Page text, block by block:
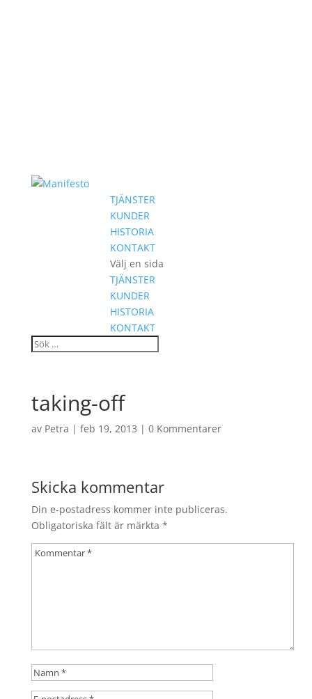
TJÄNSTER
KUNDER
HISTORIA
KONTAKT
Välj en sida
TJÄNSTER
KUNDER
HISTORIA
KONTAKT
taking-off
av Petra | feb 19, 2013 | 0 Kommentarer
Skicka kommentar
Din e-postadress kommer inte publiceras.
Obligatoriska fält är märkta *